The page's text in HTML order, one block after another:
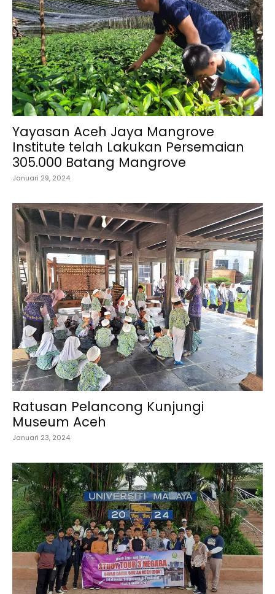
Yayasan Aceh Jaya Mangrove
Institute telah Lakukan Persemaian
305.000 Batang Mangrove
Januari 29, 2024
Ratusan Pelancong Kunjungi
Museum Aceh
Januari 23, 2024